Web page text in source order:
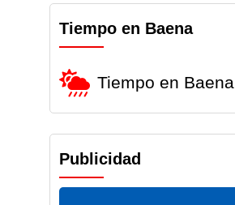
Tiempo en Baena
Tiempo en Baena
Publicidad